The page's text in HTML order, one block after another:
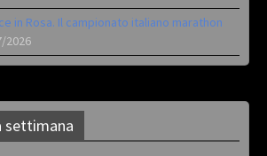
in Rosa. Il campionato italiano marathon
2026
settimana